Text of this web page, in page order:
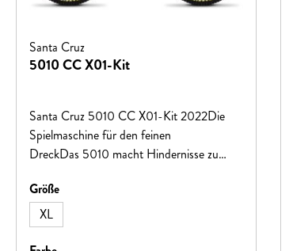
Santa Cruz
5010 CC X01-Kit
Santa Cruz 5010 CC X01-Kit 2022Die
Spielmaschine für den feinen
DreckDas 5010 macht Hindernisse zu
leichtfüßigen Charakter bringt es Fahrspaß
auf jeden Trail. Egal ob einfach oder eckig.
Jede Welle wird gesprungen und jede Kurve
Größeauswählen
XL